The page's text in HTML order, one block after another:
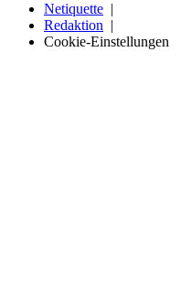
Netiquette
Redaktion
Cookie-Einstellungen